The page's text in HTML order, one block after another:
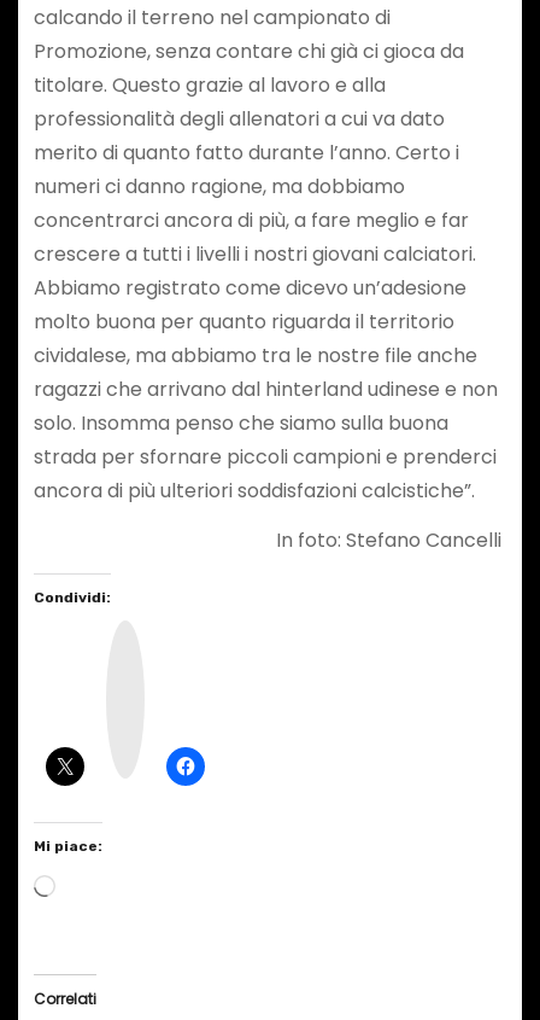
calcando il terreno nel campionato di
Promozione, senza contare chi già ci gioca da
titolare. Questo grazie al lavoro e alla
professionalità degli allenatori a cui va dato
merito di quanto fatto durante l’anno. Certo i
numeri ci danno ragione, ma dobbiamo
concentrarci ancora di più, a fare meglio e far
crescere a tutti i livelli i nostri giovani calciatori.
Abbiamo registrato come dicevo un’adesione
molto buona per quanto riguarda il territorio
cividalese, ma abbiamo tra le nostre file anche
ragazzi che arrivano dal hinterland udinese e non
solo. Insomma penso che siamo sulla buona
strada per sfornare piccoli campioni e prenderci
ancora di più ulteriori soddisfazioni calcistiche”.
In foto: Stefano Cancelli
Condividi:
Mi piace:
C
Correlati